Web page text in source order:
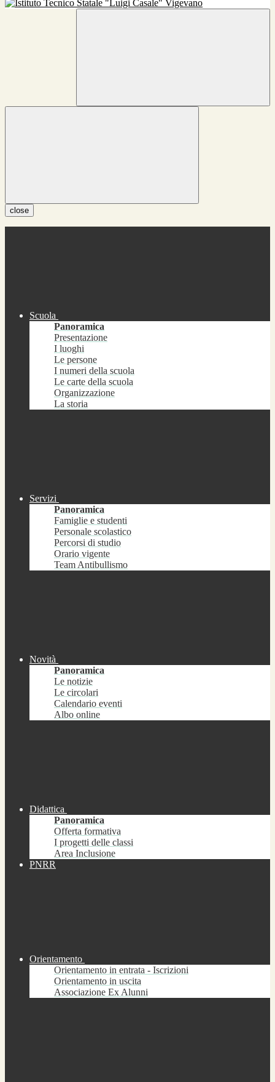
close
Scuola
Panoramica
Presentazione
I luoghi
Le persone
I numeri della scuola
Le carte della scuola
Organizzazione
La storia
Servizi
Panoramica
Famiglie e studenti
Personale scolastico
Percorsi di studio
Orario vigente
Team Antibullismo
Novità
Panoramica
Le notizie
Le circolari
Calendario eventi
Albo online
Didattica
Panoramica
Offerta formativa
I progetti delle classi
Area Inclusione
PNRR
Orientamento
Orientamento in entrata - Iscrizioni
Orientamento in uscita
Associazione Ex Alunni